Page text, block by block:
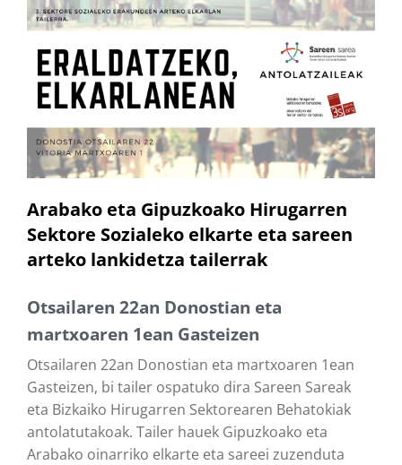
Arabako eta Gipuzkoako Hirugarren
Sektore Sozialeko elkarte eta sareen
arteko lankidetza tailerrak
Otsailaren 22an Donostian eta
martxoaren 1ean Gasteizen
Otsailaren 22an Donostian eta martxoaren 1ean
Gasteizen, bi tailer ospatuko dira Sareen Sareak
eta Bizkaiko Hirugarren Sektorearen Behatokiak
antolatutakoak. Tailer hauek Gipuzkoako eta
Arabako oinarriko elkarte eta sareei zuzenduta